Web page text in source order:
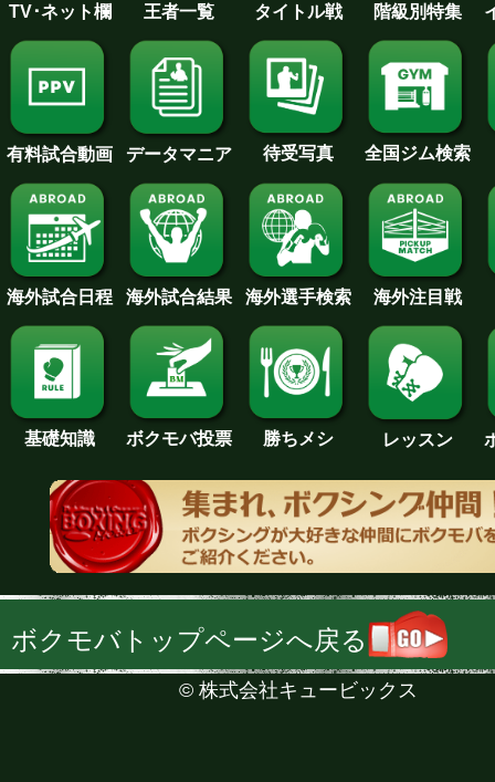
TV･ネット欄 王者一覧 タイトル戦 階級別特集
有料試合動画 データマニア 待受写真 全国ジム検索
海外試合日程 海外試合結果 海外選手検索 海外注目戦
基礎知識 ボクモバ投票 勝ちメシ レッスン
ボクモバトップページへ戻る
© 株式会社キュービックス